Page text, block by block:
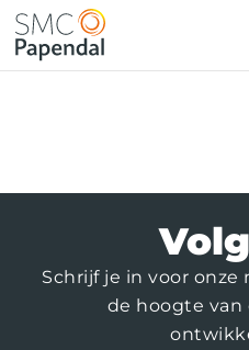
Schrijf je in voor
de hoogte van